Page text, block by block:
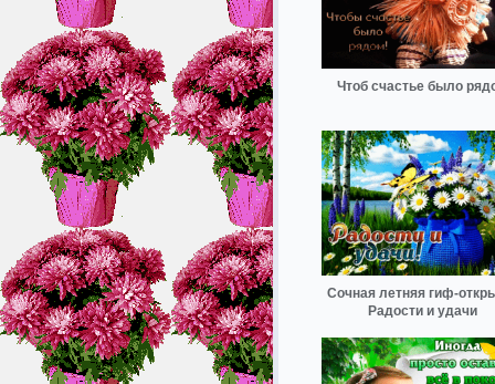
Чтоб счастье было
Сочная летняя гиф-
Радости и удачи